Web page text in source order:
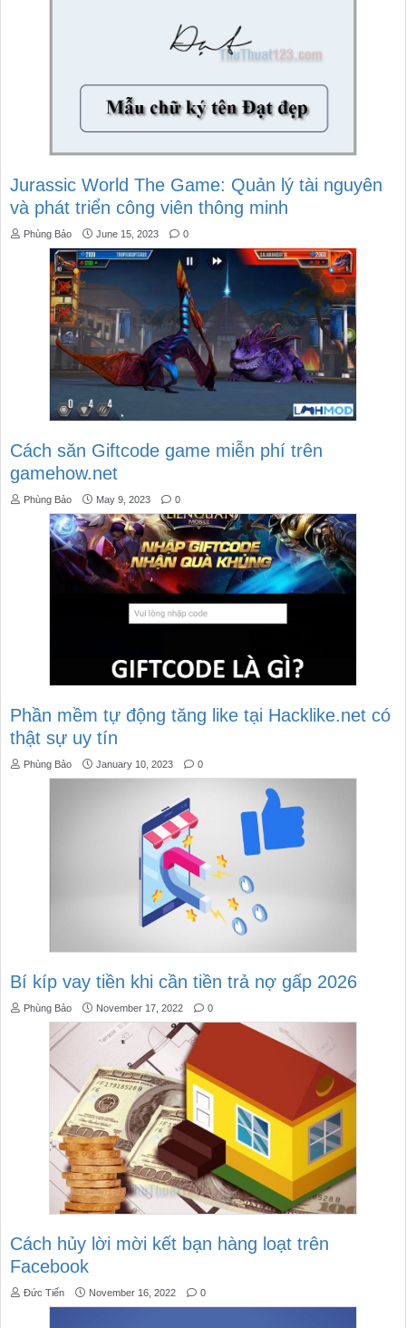
Jurassic World The Game: Quản lý tài nguyên
và phát triển công viên thông minh
Phùng Bảo June 15, 2023 0
Cách săn Giftcode game miễn phí trên
gamehow.net
Phùng Bảo May 9, 2023 0
Phần mềm tự động tăng like tại Hacklike.net có
thật sự uy tín
Phùng Bảo January 10, 2023 0
Bí kíp vay tiền khi cần tiền trả nợ gấp 2026
Phùng Bảo November 17, 2022 0
Cách hủy lời mời kết bạn hàng loạt trên
Facebook
Đức Tiến November 16, 2022 0